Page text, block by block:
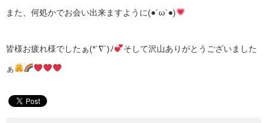
また、何処かでお会い出来ますように(●´ω`●)
皆様お疲れ様でしたぁ(*´∇`)ﾉ そして沢山ありがとうございました
ぁ